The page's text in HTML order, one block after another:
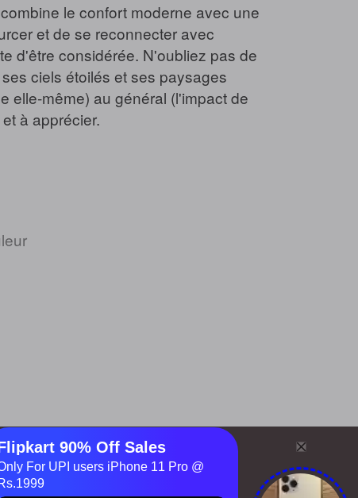
le confort moderne avec une
et de se reconnecter avec
d'être considérée. N'oubliez pas de
ciels étoilés et ses paysages
elle-même) au général (l'impact de
à apprécier.